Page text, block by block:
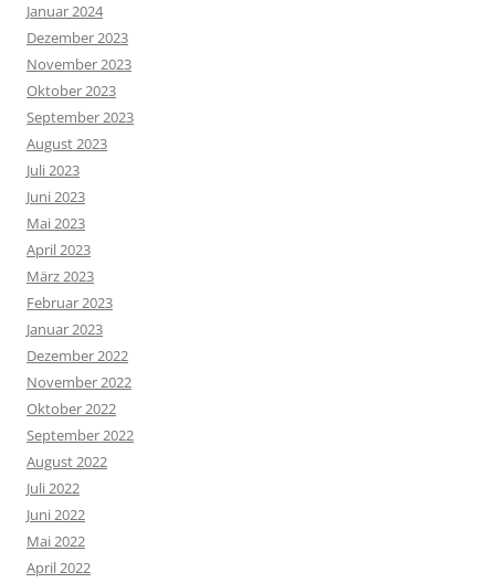
Januar 2024
Dezember 2023
November 2023
Oktober 2023
September 2023
August 2023
Juli 2023
Juni 2023
Mai 2023
April 2023
März 2023
Februar 2023
Januar 2023
Dezember 2022
November 2022
Oktober 2022
September 2022
August 2022
Juli 2022
Juni 2022
Mai 2022
April 2022